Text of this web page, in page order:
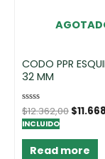
CODO PPR
32 MM
Rated
0
out
$12.362,00 $
INCLUIDO
Read more